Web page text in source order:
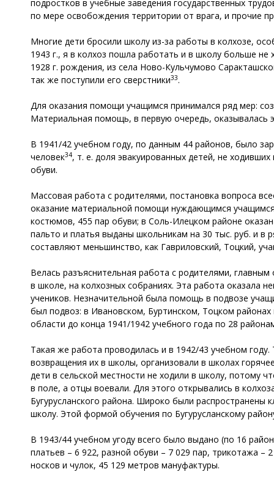
подростков в учебные заведения государственных
по мере освобождения территории от врага, и прочие
Многие дети бросили школу из-за работы в колхозе,
1943 г., я в колхоз пошла работать и в школу больше не
1928 г. рождения, из села Ново-Кульчумово
так же поступили его сверстники33.
Для оказания помощи учащимся принимался ряд мер:
Материальная помощь, в первую очередь, оказывалась
В 1941/42 учебном году, по данным 44 районов, было
человек34, т. е. доля эвакуированных детей, не
обуви.
Массовая работа с родителями, постановка вопроса
оказание материальной помощи нуждающимся
костюмов, 455 пар обуви; в Соль-Илецком районе
пальто и платья выданы школьникам на 30 тыс. руб. и в
составляют меньшинство, как Гавриловский, Тоцкий,
Велась разъяснительная работа с родителями,
в школе, на колхозных собраниях. Эта работа оказала
учеников. Незначительной была помощь в подвозе
был подвоз: в Ивановском, Буртинском, Тоцком
области до конца 1941/1942 учебного года по 28
Такая же работа проводилась и в 1942/43 учебном
возвращения их в школы, организовали в школах
дети в сельской местности не ходили в школу, потому
в поле, а отцы воевали. Для этого открывались в
Бугурусланского района. Широко были
школу. Этой формой обучения по Бугурусланскому
В 1943/44 учебном угоду всего было выдано (по 16
платьев – 6 922, разной обуви – 7 029 пар, трикотажа
носков и чулок, 45 129 метров мануфактуры.